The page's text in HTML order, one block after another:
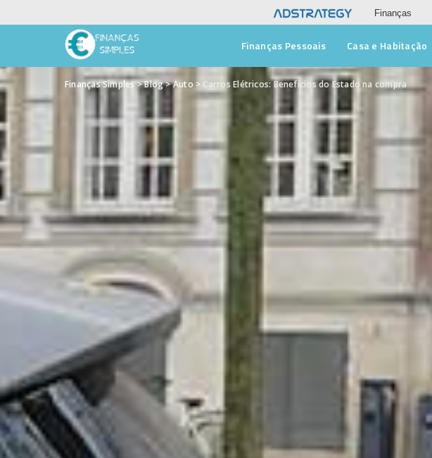
Finanças
Finanças Pessoais Casa e Habitação
Finanças Simples>Blog>Auto > Carros Elétricos: Benefícios do Estado na compra